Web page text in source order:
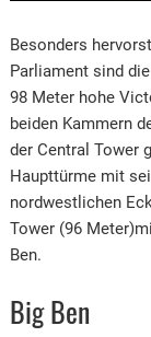
Besonders
Parliament sind
98 Meter hohe
beiden Kammern
der Central Tower
Haupttürme mit
nordwestlichen
Tower (96
Ben.
Big Ben